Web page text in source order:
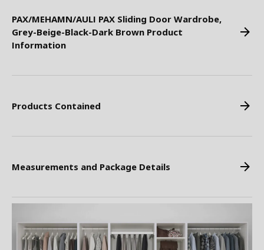
PAX/MEHAMN/AULI PAX Sliding Door Wardrobe,
Grey-Beige-Black-Dark Brown Product
Information
Products Contained
Measurements and Package Details